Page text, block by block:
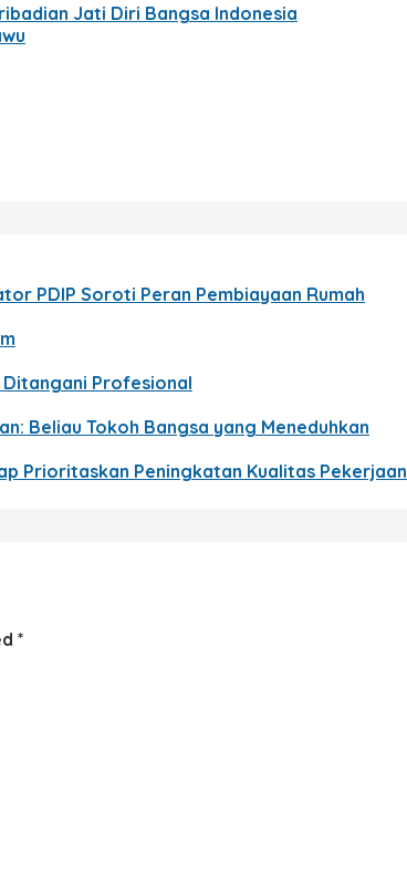
Jati Diri Bangsa Indonesia
PDIP Soroti Peran Pembiayaan Rumah
Ditangani Profesional
Beliau Tokoh Bangsa yang Meneduhkan
Prioritaskan Peningkatan Kualitas Pekerjaan
*